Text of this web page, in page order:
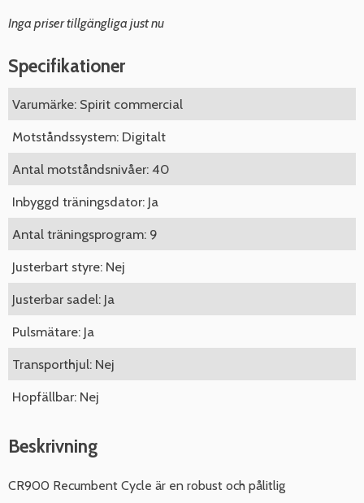
Inga priser tillgängliga just nu
Specifikationer
Varumärke: Spirit commercial
Motståndssystem: Digitalt
Antal motståndsnivåer: 40
Inbyggd träningsdator: Ja
Antal träningsprogram: 9
Justerbart styre: Nej
Justerbar sadel: Ja
Pulsmätare: Ja
Transporthjul: Nej
Hopfällbar: Nej
Beskrivning
CR900 Recumbent Cycle är en robust och pålitlig